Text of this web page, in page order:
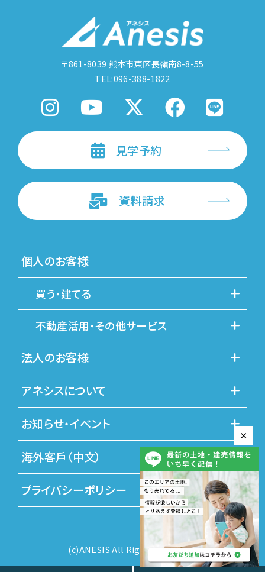
〒861-8039 熊本市東区長嶺南8-8-55
TEL:096-388-1822
見学予約
資料請求
個人のお客様
買う・建てる
不動産活用・その他サービス
法人のお客様
お知らせ・イベント
アネシスについて
海外客戶（中文）
プライバシーポリシー
(c)ANESIS All Rights Reserved.
×